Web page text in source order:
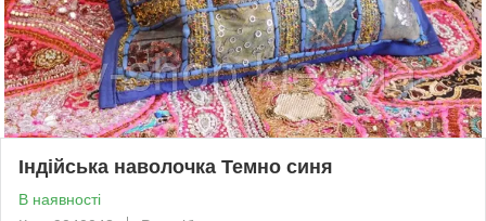
Індійська наволочка Темно синя
В наявності